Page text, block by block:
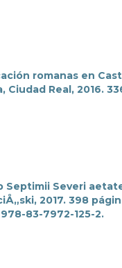
romanas en
Real, 2016.
Septimii Severi
2017. 398
83-7972-125-2.